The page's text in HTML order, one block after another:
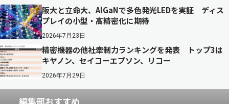
阪大と立命大、AlGaNで多色発光LEDを実証 ディス
プレイの小型・高精密化に期待
2026年7月23日
精密機器の他社牽制力ランキングを発表 トップ3は
キヤノン、セイコーエプソン、リコー
2026年7月29日
編集部おすすめ